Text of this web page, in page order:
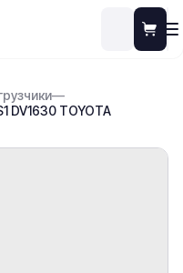
—
DV1630 TOYOTA